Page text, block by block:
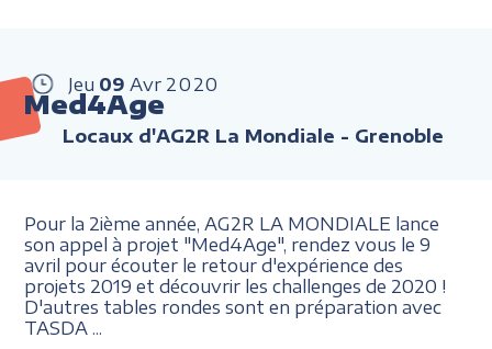
Jeu 09 Avr 2020
Med4Age
Locaux d'AG2R La Mondiale - Grenoble
Pour la 2ième année, AG2R LA MONDIALE lance
son appel à projet "Med4Age", rendez vous le 9
avril pour écouter le retour d'expérience des
projets 2019 et découvrir les challenges de 2020 !
D'autres tables rondes sont en préparation avec
TASDA ...